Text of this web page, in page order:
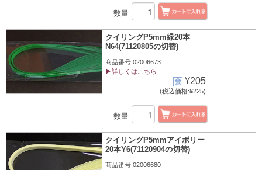
数量
クイリングP5mm緑20本
N64(71120805の切替)
商品番号:02006673
▶詳しくはこちら
¥205
(税込価格:¥225)
数量
クイリングP5mmアイボリー
20本Y6(71120904の切替)
商品番号:02006680